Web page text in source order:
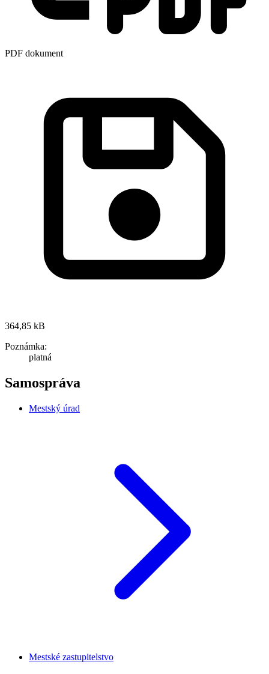
PDF dokument
364,85 kB
Poznámka:
platná
Samospráva
Mestský úrad
Mestské zastupitelstvo